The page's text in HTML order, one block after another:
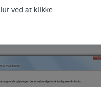
ved at klikke